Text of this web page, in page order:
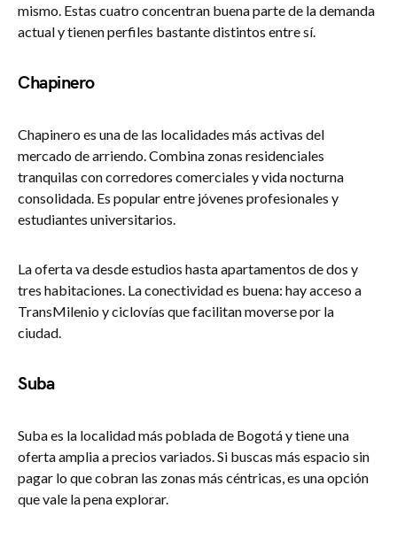
mismo. Estas cuatro concentran buena parte de la demanda
actual y tienen perfiles bastante distintos entre sí.
Chapinero
Chapinero es una de las localidades más activas del
mercado de arriendo. Combina zonas residenciales
tranquilas con corredores comerciales y vida nocturna
consolidada. Es popular entre jóvenes profesionales y
estudiantes universitarios.
La oferta va desde estudios hasta apartamentos de dos y
tres habitaciones. La conectividad es buena: hay acceso a
TransMilenio y ciclovías que facilitan moverse por la
ciudad.
Suba
Suba es la localidad más poblada de Bogotá y tiene una
oferta amplia a precios variados. Si buscas más espacio sin
pagar lo que cobran las zonas más céntricas, es una opción
que vale la pena explorar.